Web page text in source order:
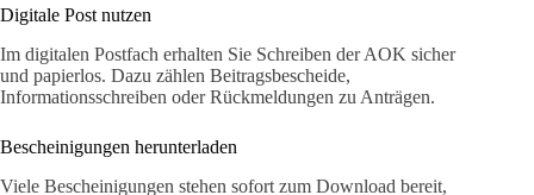
Digitale Post nutzen
Im digitalen Postfach erhalten Sie Schreiben der AOK sicher
und papierlos. Dazu zählen Beitragsbescheide,
Informationsschreiben oder Rückmeldungen zu Anträgen.
Bescheinigungen herunterladen
Viele Bescheinigungen stehen sofort zum Download bereit,